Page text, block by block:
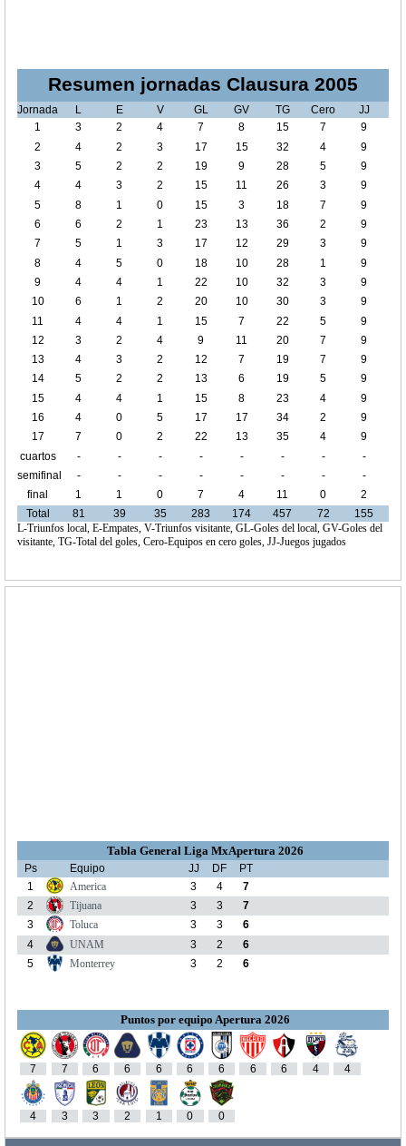
Resumen jornadas Clausura 2005
Jornada L E V GL GV TG Cero
JJ
1
3 2 4 7 8 15 7
9
2
4 2 3 17 15 32 4
9
3
5 2 2 19 9 28 5
9
4
4 3 2 15 11 26 3
9
5
8 1 0 15 3 18 7
9
6
6 2 1 23 13 36 2
9
7
5 1 3 17 12 29 3
9
8
4 5 0 18 10 28 1
9
9
4 4 1 22 10 32 3
9
10
6 1 2 20 10 30 3
9
11
4 4 1 15 7 22 5
9
12
3 2 4 9 11 20 7
9
13
4 3 2 12 7 19 7
9
14
5 2 2 13 6 19 5
9
15
4 4 1 15 8 23 4
9
16
4 0 5 17 17 34 2
9
17
7 0 2 22 13 35 4
9
cuartos
de final
- - - - - - -
-
semifinal
- - - - - - -
-
final
1 1 0 7 4 11 0
2
Total
81 39 35 283 174 457 72
155
L-Triunfos local, E-Empates, V-Triunfos visitante, GL-Goles del local, GV-Goles del
visitante, TG-Total del goles, Cero-Equipos en cero goles, JJ-Juegos jugados
Tabla General Liga MxApertura 2026
Ps Equipo JJ DF
PT
1
America 3 4
7
2
Tijuana 3 3
7
3
Toluca 3 3
6
4
UNAM 3 2
6
5
Monterrey 3 2 6
Puntos por equipo Apertura 2026
7 7 6 6 6 6 6 6 6 4 4
4 3 3 2 1 0 0